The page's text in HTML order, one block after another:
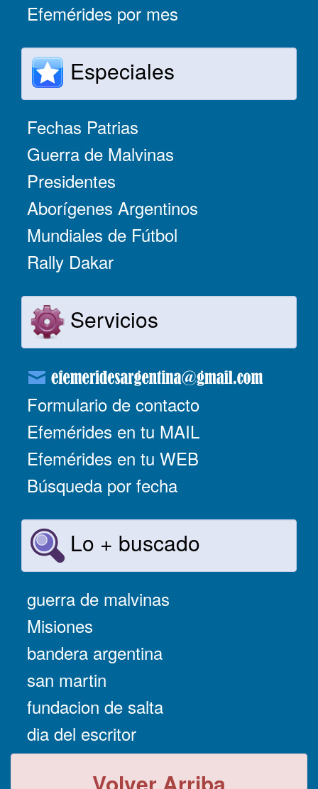
Efemérides por mes
Especiales
Fechas Patrias
Guerra de Malvinas
Presidentes
Aborígenes Argentinos
Mundiales de Fútbol
Rally Dakar
Servicios
Formulario de contacto
Efemérides en tu MAIL
Efemérides en tu WEB
Búsqueda por fecha
Lo + buscado
guerra de malvinas
Misiones
bandera argentina
san martin
fundacion de salta
dia del escritor